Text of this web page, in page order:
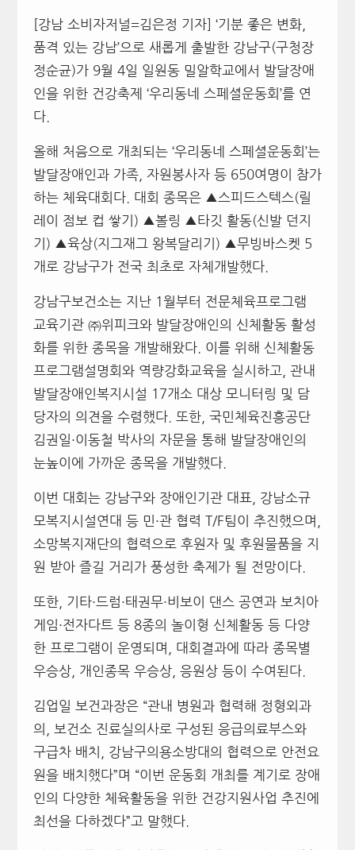
[강남 소비자저널=김은정 기자] ‘기분 좋은 변화,
품격 있는 강남’으로 새롭게 출발한 강남구(구청장
정순균)가 9월 4일 일원동 밀알학교에서 발달장애
인을 위한 건강축제 ‘우리동네 스페셜운동회’를 연
다.
올해 처음으로 개최되는 ‘우리동네 스페셜운동회’는
발달장애인과 가족, 자원봉사자 등 650여명이 참가
하는 체육대회다. 대회 종목은 ▲스피드스텍스(릴
레이 점보 컵 쌓기) ▲볼링 ▲타깃 활동(신발 던지
기) ▲육상(지그재그 왕복달리기) ▲무빙바스켓 5
개로 강남구가 전국 최초로 자체개발했다.
강남구보건소는 지난 1월부터 전문체육프로그램
교육기관 ㈜위피크와 발달장애인의 신체활동 활성
화를 위한 종목을 개발해왔다. 이를 위해 신체활동
프로그램설명회와 역량강화교육을 실시하고, 관내
발달장애인복지시설 17개소 대상 모니터링 및 담
당자의 의견을 수렴했다. 또한, 국민체육진흥공단
김권일·이동철 박사의 자문을 통해 발달장애인의
눈높이에 가까운 종목을 개발했다.
이번 대회는 강남구와 장애인기관 대표, 강남소규
모복지시설연대 등 민·관 협력 T/F팀이 추진했으며,
소망복지재단의 협력으로 후원자 및 후원물품을 지
원 받아 즐길 거리가 풍성한 축제가 될 전망이다.
또한, 기타·드럼·태권무·비보이 댄스 공연과 보치아
게임·전자다트 등 8종의 놀이형 신체활동 등 다양
한 프로그램이 운영되며, 대회결과에 따라 종목별
우승상, 개인종목 우승상, 응원상 등이 수여된다.
김업일 보건과장은 “관내 병원과 협력해 정형외과
의, 보건소 진료실의사로 구성된 응급의료부스와
구급차 배치, 강남구의용소방대의 협력으로 안전요
원을 배치했다”며 “이번 운동회 개최를 계기로 장애
인의 다양한 체육활동을 위한 건강지원사업 추진에
최선을 다하겠다”고 말했다.